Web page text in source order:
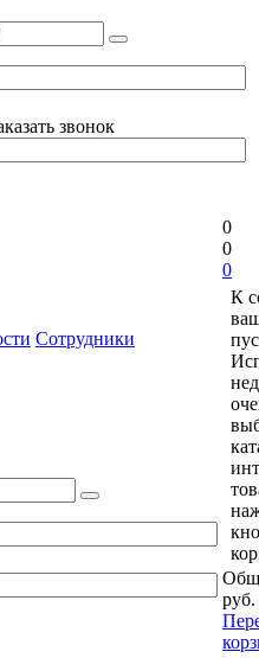
звонок
Сотрудники
0
0
0
К
руб.